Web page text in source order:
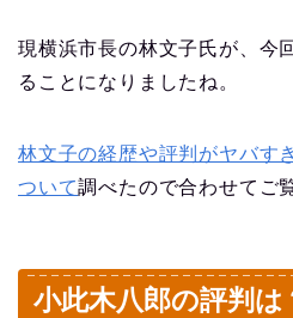
現横浜市長の林文子氏が、今
ることになりましたね。
林文子の経歴や評判がヤバす
ついて調べたので合わせてご
小此木八郎の評判は